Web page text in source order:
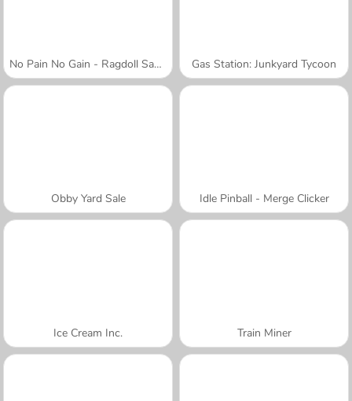
No Pain No Gain - Ragdoll Sandbox Gas Station: Junkyard Tycoon
Obby Yard Sale Idle Pinball - Merge Clicker
Ice Cream Inc. Train Miner